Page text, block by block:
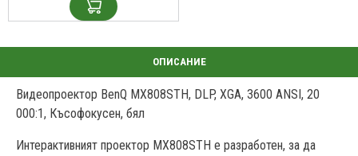
Видеопроектор BenQ MX808STH, DLP, XGA, 3600 ANSI, 20
000:1, Късофокусен, бял
Интерактивният проектор MX808STH е разработен, за да